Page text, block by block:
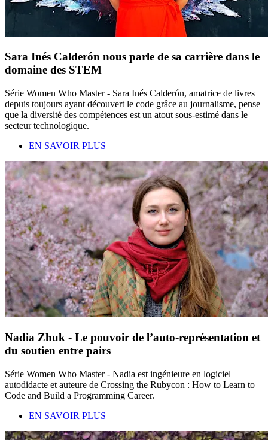
Sara Inés Calderón nous parle de sa carrière dans le
domaine des STEM
Série Women Who Master - Sara Inés Calderón, amatrice de livres
depuis toujours ayant découvert le code grâce au journalisme, pense
que la diversité des compétences est un atout sous-estimé dans le
secteur technologique.
EN SAVOIR PLUS
Nadia Zhuk - Le pouvoir de l’auto-représentation et
du soutien entre pairs
Série Women Who Master - Nadia est ingénieure en logiciel
autodidacte et auteure de Crossing the Rubycon : How to Learn to
Code and Build a Programming Career.
EN SAVOIR PLUS